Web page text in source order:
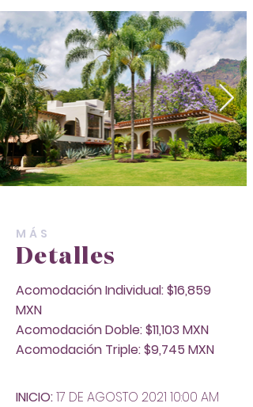
MÁS
Detalles
Acomodación Individual: $16,859
MXN
Acomodación Doble: $11,103 MXN
Acomodación Triple: $9,745 MXN
INICIO:17 DE AGOSTO 2021 10:00 AM